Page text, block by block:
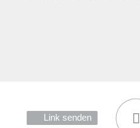
Link senden